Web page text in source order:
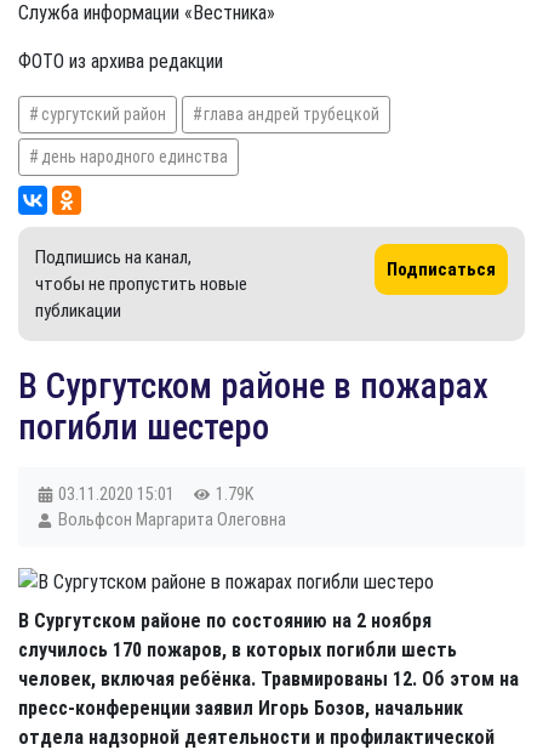
Служба информации «Вестника»
ФОТО из архива редакции
сургутский район глава андрей трубецкой
день народного единства
Подпишись на канал,
чтобы не пропустить новые
публикации
Подписаться
​В Сургутском районе в пожарах
погибли шестеро
03.11.2020 15:01
1.79K
Вольфсон Маргарита Олеговна
В Сургутском районе по состоянию на 2 ноября
случилось 170 пожаров, в которых погибли шесть
человек, включая ребёнка. Травмированы 12. Об этом на
пресс-конференции заявил Игорь Бозов, начальник
отдела надзорной деятельности и профилактической